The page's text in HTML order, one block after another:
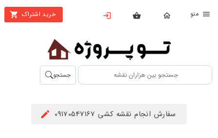
خرید اشتراک
بستن
محصولات
تهیه
اشتراک
جستجو
سفارش انجام نقشه کشی 09170547167